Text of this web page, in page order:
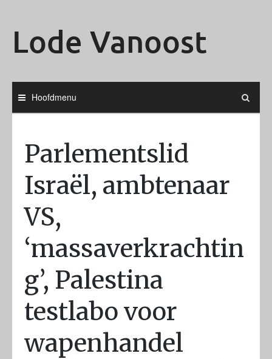
Lode Vanoost
Hoofdmenu
Parlementslid
Israël, ambtenaar
VS,
‘massaverkrachtin
g’, Palestina
testlabo voor
wapenhandel